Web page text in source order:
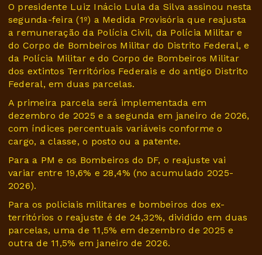
O presidente Luiz Inácio Lula da Silva assinou nesta
segunda-feira (1º) a Medida Provisória que reajusta
a remuneração da Polícia Civil, da Polícia Militar e
do Corpo de Bombeiros Militar do Distrito Federal, e
da Polícia Militar e do Corpo de Bombeiros Militar
dos extintos Territórios Federais e do antigo Distrito
Federal, em duas parcelas.
A primeira parcela será implementada em
dezembro de 2025 e a segunda em janeiro de 2026,
com índices percentuais variáveis conforme o
cargo, a classe, o posto ou a patente.
Para a PM e os Bombeiros do DF, o reajuste vai
variar entre 19,6% e 28,4% (no acumulado 2025-
2026).
Para os policiais militares e bombeiros dos ex-
territórios o reajuste é de 24,32%, dividido em duas
parcelas, uma de 11,5% em dezembro de 2025 e
outra de 11,5% em janeiro de 2026.